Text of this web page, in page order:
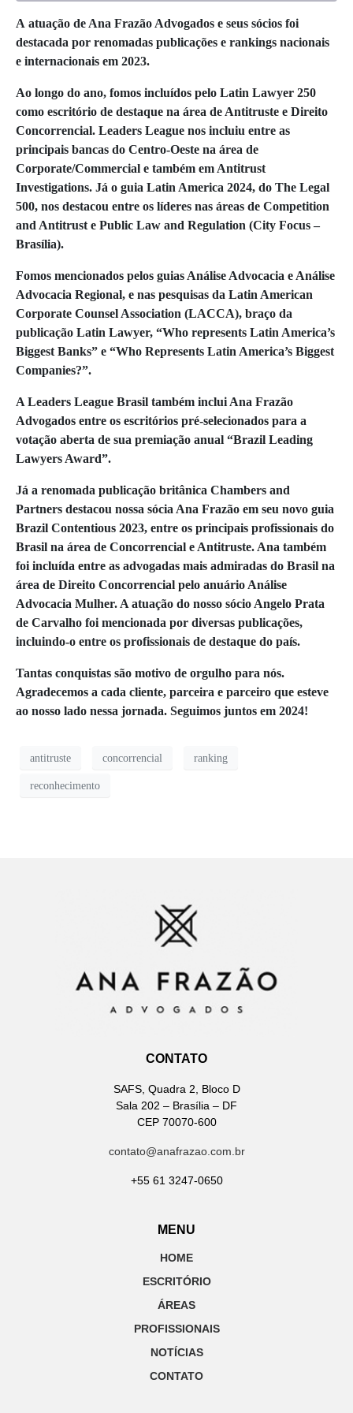
A atuação de Ana Frazão Advogados e seus sócios foi
destacada por renomadas publicações e rankings nacionais
e internacionais em 2023.
Ao longo do ano, fomos incluídos pelo Latin Lawyer 250
como escritório de destaque na área de Antitruste e Direito
Concorrencial. Leaders League nos incluiu entre as
principais bancas do Centro-Oeste na área de
Corporate/Commercial e também em Antitrust
Investigations. Já o guia Latin America 2024, do The Legal
500, nos destacou entre os líderes nas áreas de Competition
and Antitrust e Public Law and Regulation (City Focus –
Brasília).
Fomos mencionados pelos guias Análise Advocacia e Análise
Advocacia Regional, e nas pesquisas da Latin American
Corporate Counsel Association (LACCA), braço da
publicação Latin Lawyer, “Who represents Latin America’s
Biggest Banks” e “Who Represents Latin America’s Biggest
Companies?”.
A Leaders League Brasil também inclui Ana Frazão
Advogados entre os escritórios pré-selecionados para a
votação aberta de sua premiação anual “Brazil Leading
Lawyers Award”.
Já a renomada publicação britânica Chambers and
Partners destacou nossa sócia Ana Frazão em seu novo guia
Brazil Contentious 2023, entre os principais profissionais do
Brasil na área de Concorrencial e Antitruste. Ana também
foi incluída entre as advogadas mais admiradas do Brasil na
área de Direito Concorrencial pelo anuário Análise
Advocacia Mulher. A atuação do nosso sócio Angelo Prata
de Carvalho foi mencionada por diversas publicações,
incluindo-o entre os profissionais de destaque do país.
Tantas conquistas são motivo de orgulho para nós.
Agradecemos a cada cliente, parceira e parceiro que esteve
ao nosso lado nessa jornada. Seguimos juntos em 2024!
antitruste concorrencial ranking
reconhecimento
CONTATO
SAFS, Quadra 2, Bloco D
Sala 202 – Brasília – DF
CEP 70070-600
contato@anafrazao.com.br
+55 61 3247-0650
MENU
HOME
ESCRITÓRIO
ÁREAS
PROFISSIONAIS
NOTÍCIAS
CONTATO